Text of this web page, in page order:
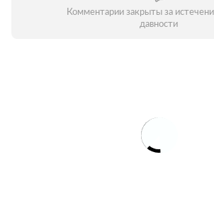
Комментарии закрыты за
давности